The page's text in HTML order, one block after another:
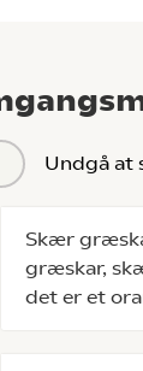
Undgå at
Skær
græskar,
det er et